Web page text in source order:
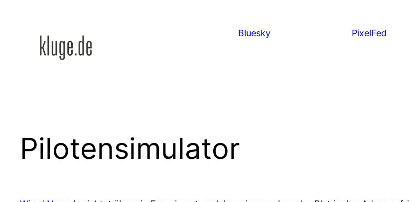
springen
Bluesky PixelFed
Pilotensimulator